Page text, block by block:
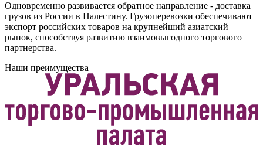
Одновременно развивается обратное направление - доставка
грузов из России в Палестину. Грузоперевозки обеспечивают
экспорт российских товаров на крупнейший азиатский
рынок, способствуя развитию взаимовыгодного торгового
партнерства.
Наши преимущества